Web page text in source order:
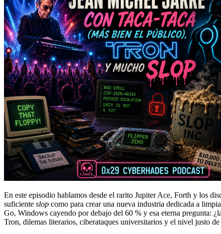
En este episodio hablamos desde el rarito Jupiter Ace, Forth y los
suficiente slop como para crear una nueva industria dedicada a
Go, Windows cayendo por debajo del 60 % y esa eterna pregunta:
Tron, dilemas literarios, ciberataques universitarios y el nivel justo